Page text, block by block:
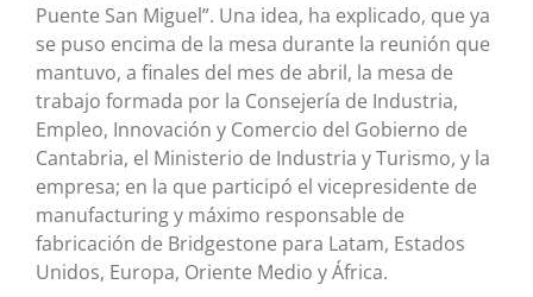
Puente San Miguel”. Una idea, ha explicado, que ya
se puso encima de la mesa durante la reunión que
mantuvo, a finales del mes de abril, la mesa de
trabajo formada por la Consejería de Industria,
Empleo, Innovación y Comercio del Gobierno de
Cantabria, el Ministerio de Industria y Turismo, y la
empresa; en la que participó el vicepresidente de
manufacturing y máximo responsable de
fabricación de Bridgestone para Latam, Estados
Unidos, Europa, Oriente Medio y África.